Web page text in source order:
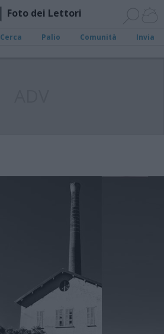
Foto dei Lettori
Cerca Palio Comunità Invia